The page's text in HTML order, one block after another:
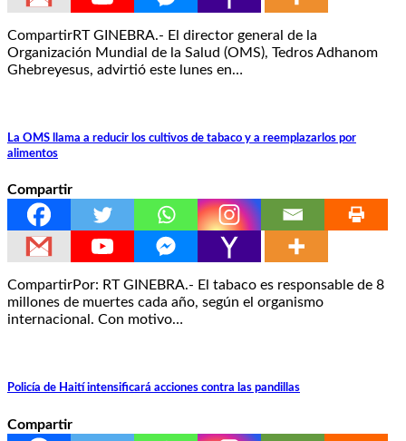
CompartirRT GINEBRA.- El director general de la
Organización Mundial de la Salud (OMS), Tedros Adhanom
Ghebreyesus, advirtió este lunes en…
La OMS llama a reducir los cultivos de tabaco y a reemplazarlos por
alimentos
Compartir
CompartirPor: RT GINEBRA.- El tabaco es responsable de 8
millones de muertes cada año, según el organismo
internacional. Con motivo…
Policía de Haití intensificará acciones contra las pandillas
Compartir